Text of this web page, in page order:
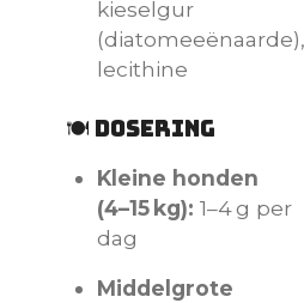
kieselgur
(diatomeeënaarde),
lecithine
🍽️ Dosering
Kleine honden
(4–15 kg): 1–4 g per
dag
Middelgrote